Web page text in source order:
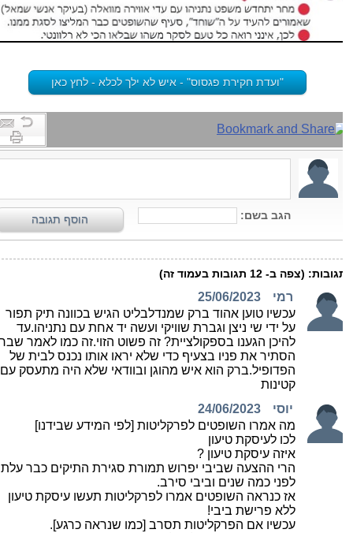
"ועדת חקירת פגסוס" - איש לא ילך לכלא - לחץ כאן